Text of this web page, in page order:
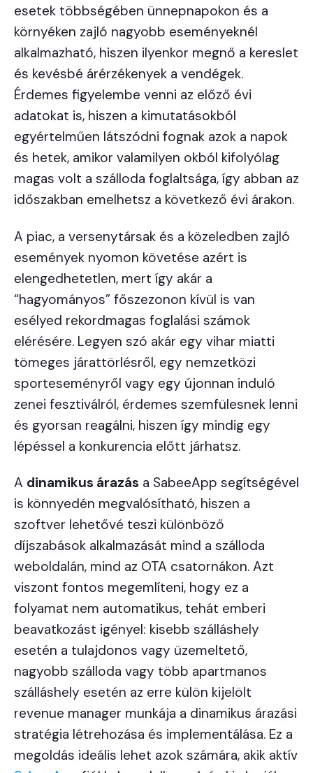
esetek többségében ünnepnapokon és a
környéken zajló nagyobb eseményeknél
alkalmazható, hiszen ilyenkor megnő a kereslet
és kevésbé árérzékenyek a vendégek.
Érdemes figyelembe venni az előző évi
adatokat is, hiszen a kimutatásokból
egyértelműen látszódni fognak azok a napok
és hetek, amikor valamilyen okból kifolyólag
magas volt a szálloda foglaltsága, így abban az
időszakban emelhetsz a következő évi árakon.
A piac, a versenytársak és a közeledben zajló
események nyomon követése azért is
elengedhetetlen, mert így akár a
“hagyományos” főszezonon kívül is van
esélyed rekordmagas foglalási számok
elérésére. Legyen szó akár egy vihar miatti
tömeges járattörlésről, egy nemzetközi
sporteseményről vagy egy újonnan induló
zenei fesztiválról, érdemes szemfülesnek lenni
és gyorsan reagálni, hiszen így mindig egy
lépéssel a konkurencia előtt járhatsz.
A dinamikus árazás a SabeeApp segítségével
is könnyedén megvalósítható, hiszen a
szoftver lehetővé teszi különböző
díjszabások alkalmazását mind a szálloda
weboldalán, mind az OTA csatornákon. Azt
viszont fontos megemlíteni, hogy ez a
folyamat nem automatikus, tehát emberi
beavatkozást igényel: kisebb szálláshely
esetén a tulajdonos vagy üzemeltető,
nagyobb szálloda vagy több apartmanos
szálláshely esetén az erre külön kijelölt
revenue manager munkája a dinamikus árazási
stratégia létrehozása és implementálása. Ez a
megoldás ideális lehet azok számára, akik aktív